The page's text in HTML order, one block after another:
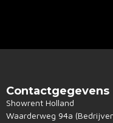
Contactgegevens
Showrent Holland
Waarderweg 94a